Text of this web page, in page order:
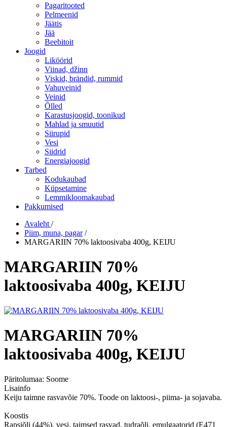
Pagaritooted
Pelmeenid
Jäätis
Jää
Beebitoit
Joogid
Liköörid
Viinad, džinn
Viskid, brändid, rummid
Vahuveinid
Veinid
Õlled
Karastusjoogid, toonikud
Mahlad ja smuutid
Siirupid
Vesi
Siidrid
Energiajoogid
Tarbed
Kodukaubad
Küpsetamine
Lemmikloomakaubad
Pakkumised
Avaleht /
Piim, muna, pagar /
MARGARIIN 70% laktoosivaba 400g, KEIJU
MARGARIIN 70%
laktoosivaba 400g, KEIJU
MARGARIIN 70%
laktoosivaba 400g, KEIJU
Päritolumaa: Soome
Lisainfo
Keiju taimne rasvavõie 70%. Toode on laktoosi-, piima- ja sojavaba.
Koostis
Rapsiõli (44%), vesi, taimsed rasvad, tudraõli, emulgaatorid (E471